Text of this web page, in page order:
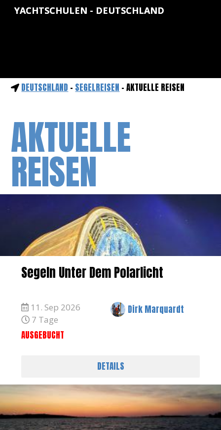
YACHTSCHULEN - DEUTSCHLAND
DEUTSCHLAND - SEGELREISEN - AKTUELLE REISEN
AKTUELLE
REISEN
Segeln Unter Dem Polarlicht
11. Sep 2026
7 Tage
Dirk Marquardt
AUSGEBUCHT
DETAILS